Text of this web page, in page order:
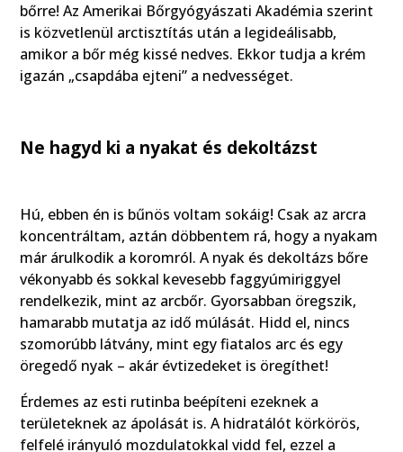
bőrre! Az Amerikai Bőrgyógyászati Akadémia szerint
is közvetlenül arctisztítás után a legideálisabb,
amikor a bőr még kissé nedves. Ekkor tudja a krém
igazán „csapdába ejteni” a nedvességet.
Ne hagyd ki a nyakat és dekoltázst
Hú, ebben én is bűnös voltam sokáig! Csak az arcra
koncentráltam, aztán döbbentem rá, hogy a nyakam
már árulkodik a koromról. A nyak és dekoltázs bőre
vékonyabb és sokkal kevesebb faggyúmiriggyel
rendelkezik, mint az arcbőr. Gyorsabban öregszik,
hamarabb mutatja az idő múlását. Hidd el, nincs
szomorúbb látvány, mint egy fiatalos arc és egy
öregedő nyak – akár évtizedeket is öregíthet!
Érdemes az esti rutinba beépíteni ezeknek a
területeknek az ápolását is. A hidratálót körkörös,
felfelé irányuló mozdulatokkal vidd fel, ezzel a